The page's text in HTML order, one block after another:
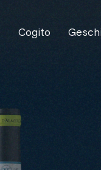
Cogito